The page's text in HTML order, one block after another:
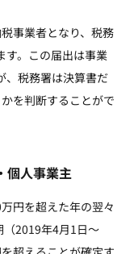
事業者となり、税務
す。この届出は事業
、税務署は決算書だ
を判断することがで
個人事業主
円を超えた年の翌々
2019年4月1日～